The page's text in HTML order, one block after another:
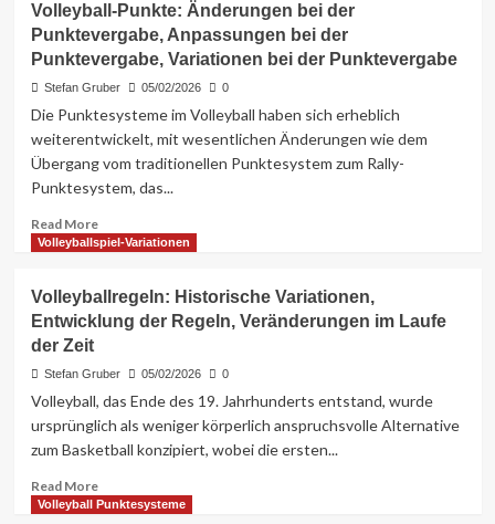
Regeln:
Spielunterbrechungen,
Wetterbedingungen,
Einrichtungenprobleme
Volleyball-Punkte: Änderungen bei der
Punktevergabe, Anpassungen bei der
Punktevergabe, Variationen bei der Punktevergabe
Stefan Gruber 05/02/2026 0
Die Punktesysteme im Volleyball haben sich erheblich
weiterentwickelt, mit wesentlichen Änderungen wie dem
Übergang vom traditionellen Punktesystem zum Rally-
Punktesystem, das...
Read MoreRead
more
Punkte:
Änderungen
der
Anpassungen
bei
der
Variationen
bei
Volleyballspiel-Variationen
Volleyballregeln: Historische Variationen,
Entwicklung der Regeln, Veränderungen im Laufe
der Zeit
Stefan Gruber 05/02/2026 0
Volleyball, das Ende des 19. Jahrhunderts entstand, wurde
ursprünglich als weniger körperlich anspruchsvolle Alternative
zum Basketball konzipiert, wobei die ersten...
Read MoreRead
more
Volleyball Punktesysteme